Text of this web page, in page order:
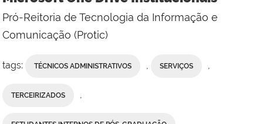
Pró-Reitoria de Tecnologia da Informação e
Comunicação (Protic)
tags: TÉCNICOS ADMINISTRATIVOS , SERVIÇOS ,
TERCEIRIZADOS ,